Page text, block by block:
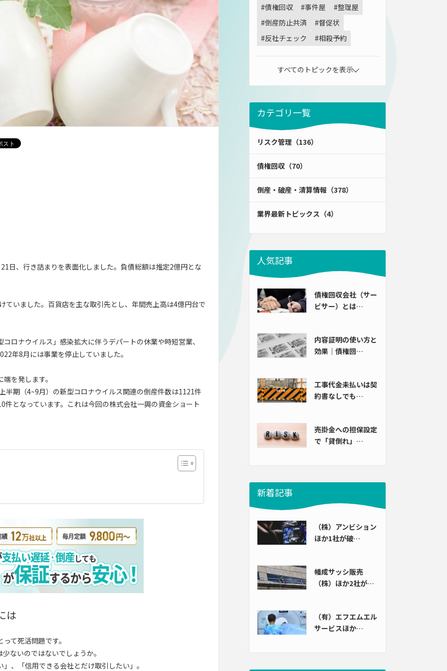
日、行き詰まりを表面化しました。負債総額は推定2億円とな
ていました。百貨店を主な取引先とし、年間売上高は4億円台で
ロナウイルス」感染拡大に伴うデパートの休業や時短営業、
年8月には事業を停止していました。
を発します。
半期（4~9月）の新型コロナウイルス関連の倒産件数は1121件
となっています。これは今回の株式会社一興の資金ショート
は
て死活問題です。
ないのではないでしょうか。
、「信用できる会社とだけ取引したい」。
#債権回収 #事件屋
#整理屋
#倒産防止共済
#督促状
#反社チェック
#相殺予約
すべてのトピックを表示
カテゴリ一覧
リスク管理（136）
債権回収（70）
倒産・破産・清算情報（378）
業界最新トピックス（4）
人気記事
債権回収会社（サー
ビサー）とは…
内容証明の使い方と
効果｜債権回…
工事代金未払いは契
約書なしでも…
売掛金への担保設定
で「貸倒れ」…
新着記事
（株）アンビション
ほか1社が破…
幡成サッシ販売
（株）ほか2社が…
（有）エフエムエル
サービスほか…